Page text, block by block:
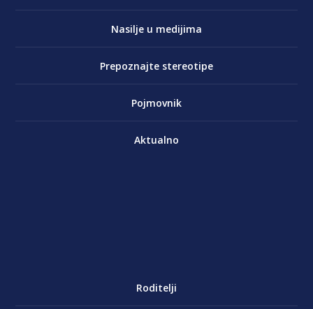
Nasilje u medijima
Prepoznajte stereotipe
Pojmovnik
Aktualno
Roditelji